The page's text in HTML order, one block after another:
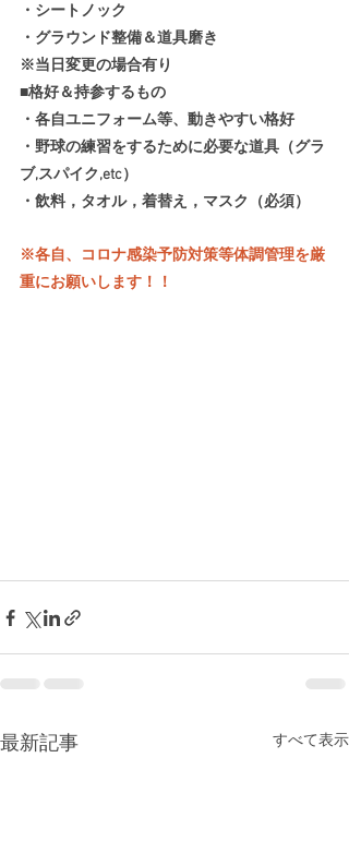
・シートノック
・グラウンド整備＆道具磨き
※当日変更の場合有り
■格好＆持参するもの
・各自ユニフォーム等、動きやすい格好
・野球の練習をするために必要な道具（グラ
ブ,スパイク,etc）
・飲料，タオル，着替え，マスク（必須）
※各自、コロナ感染予防対策等体調管理を厳
重にお願いします！！
最新記事 すべて表示